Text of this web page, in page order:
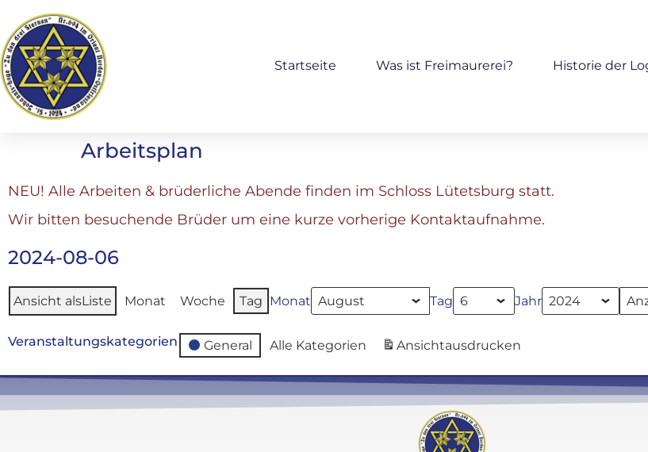
Startseite Was ist Freimaurerei? Historie der
Arbeitsplan
NEU! Alle Arbeiten & brüderliche Abende finden im Schloss Lütetsburg statt.
Wir bitten besuchende Brüder um eine kurze vorherige Kontaktaufnahme.
2024-08-06
Ansicht alsListe Monat Woche Tag Monat Tag Jahr
Veranstaltungskategorien General Alle Kategorien Ansichtausdrucken